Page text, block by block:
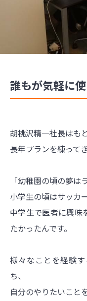
誰もが気軽に
胡桃沢精一社長はも
長年プランを練って
「幼稚園の頃の夢は
小学生の頃はサッカ
中学生で医者に興味
たかったんです。
様々なことを経験
ち、
自分のやりたいこと